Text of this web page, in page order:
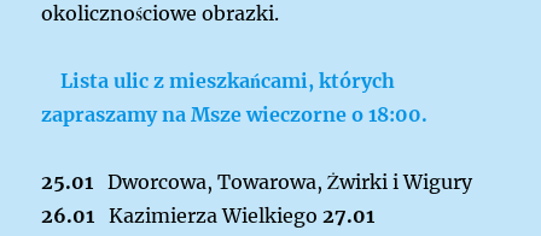
okolicznościowe obrazki.
Lista ulic z mieszkańcami, których
zapraszamy na Msze wieczorne o 18:00.
25.01 Dworcowa, Towarowa, Żwirki i Wigury
26.01 Kazimierza Wielkiego 27.01